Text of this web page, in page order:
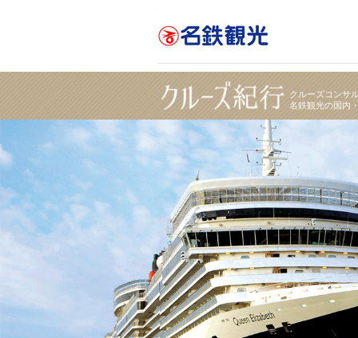
クルーズコンサ
名鉄観光の国内